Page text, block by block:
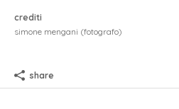
studio@duea.ch
crediti
simone mengani (fotografo)
share